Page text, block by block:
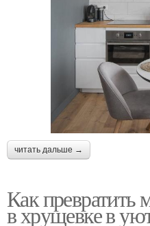
читать дальше →
Как
в хрущевке в